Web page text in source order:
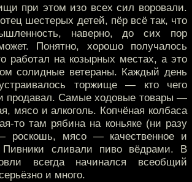
при этом изо всех сил воровали.
шестерых детей, пёр всё так, что
наверно, до сих пор
Понятно, хорошо получалось
работал на козырных местах, а это
солидные ветераны. Каждый день
торжище — кто чего
продавал. Самые ходовые товары —
мясо и алкоголь. Копчёная колбаса
то там рябина на коньяке (ни разу
роскошь, мясо — качественное и
сливали пиво вёдрами. В
всегда начинался всеобщий
и много.